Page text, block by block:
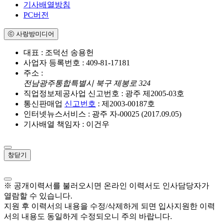
기사배열방침
PC버전
ⓒ 사랑방미디어
대표 : 조덕선 송용헌
사업자 등록번호 : 409-81-17181
주소 :
전남광주통합특별시 북구 제봉로 324
직업정보제공사업 신고번호 : 광주 제2005-03호
통신판매업 신고번호 : 제2003-00187호
인터넷뉴스서비스 : 광주 자-00025 (2017.09.05)
기사배열 책임자 : 이건우
창닫기
※ 공개이력서를 불러오시면 온라인 이력서도 인사담당자가
열람할 수 있습니다.
지원 후 이력서의 내용을 수정/삭제하게 되면 입사지원한 이력
서의 내용도 동일하게 수정되오니 주의 바랍니다.